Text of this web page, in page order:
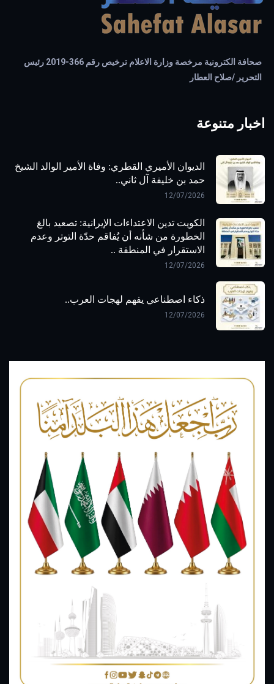
صحافة الكترونية مرخصة وزارة الاعلام ترخيص رقم 366-2019 رئيس
التحرير /صلاح العطار
اخبار متنوعة
الديوان الأميري القطري: وفاة الأمير الوالد الشيخ
حمد بن خليفة آل ثاني..
12/07/2026
الكويت تدين الاعتداءات الإيرانية: تصعيد بالغ
الخطورة من شأنه أن يُفاقم حدّة التوتر وعدم
الاستقرار في المنطقة ..
12/07/2026
ذكاء اصطناعي يفهم لهجات العرب..
12/07/2026